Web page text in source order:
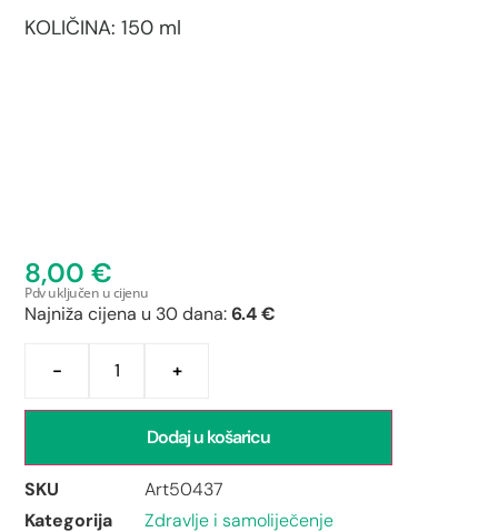
KOLIČINA: 150 ml
8,00€
Pdv uključen u cijenu
Najniža cijena u 30 dana:6.4 €
- +
Dodaj u košaricu
SKU
Art50437
Kategorija
Zdravlje i samoliječenje